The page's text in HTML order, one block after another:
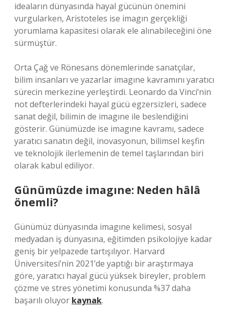
ideaların dünyasında hayal gücünün önemini
vurgularken, Aristoteles ise imagın gerçekliği
yorumlama kapasitesi olarak ele alınabileceğini öne
sürmüştür.
Orta Çağ ve Rönesans dönemlerinde sanatçılar,
bilim insanları ve yazarlar imagıne kavramını yaratıcı
sürecin merkezine yerleştirdi. Leonardo da Vinci’nin
not defterlerindeki hayal gücü egzersizleri, sadece
sanat değil, bilimin de imagıne ile beslendiğini
gösterir. Günümüzde ise imagıne kavramı, sadece
yaratıcı sanatın değil, inovasyonun, bilimsel keşfin
ve teknolojik ilerlemenin de temel taşlarından biri
olarak kabul ediliyor.
Günümüzde imagıne: Neden hâlâ
önemli?
Günümüz dünyasında imagıne kelimesi, sosyal
medyadan iş dünyasına, eğitimden psikolojiye kadar
geniş bir yelpazede tartışılıyor. Harvard
Üniversitesi’nin 2021’de yaptığı bir araştırmaya
göre, yaratıcı hayal gücü yüksek bireyler, problem
çözme ve stres yönetimi konusunda %37 daha
başarılı oluyor kaynak.